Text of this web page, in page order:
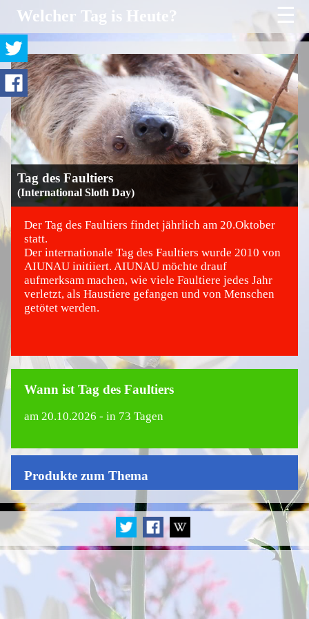
Welcher Tag is Heute? ☰
Tag des Faultiers
(International Sloth Day)
©
Der Tag des Faultiers findet jährlich am 20.Oktober
statt.
Der internationale Tag des Faultiers wurde 2010 von
AIUNAU initiiert. AIUNAU möchte drauf
aufmerksam machen, wie viele Faultiere jedes Jahr
verletzt, als Haustiere gefangen und von Menschen
getötet werden.
Wann ist Tag des Faultiers
am 20.10.2026 - in 73 Tagen
Produkte zum Thema